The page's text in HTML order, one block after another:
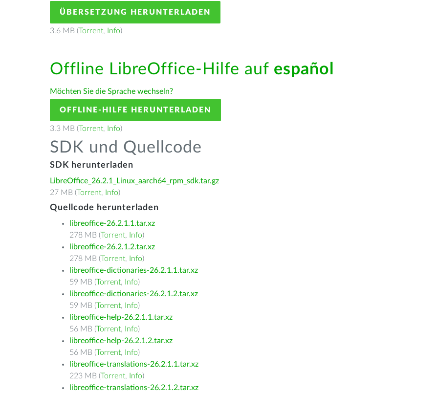
ÜBERSETZUNG HERUNTERLADEN
3.6 MB (Torrent, Info)
Offline LibreOffice-Hilfe auf español
Möchten Sie die Sprache wechseln?
OFFLINE-HILFE HERUNTERLADEN
3.3 MB (Torrent, Info)
SDK und Quellcode
SDK herunterladen
LibreOffice_26.2.1_Linux_aarch64_rpm_sdk.tar.gz
27 MB (Torrent, Info)
Quellcode herunterladen
libreoffice-26.2.1.1.tar.xz
278 MB (Torrent, Info)
libreoffice-26.2.1.2.tar.xz
278 MB (Torrent, Info)
libreoffice-dictionaries-26.2.1.1.tar.xz
59 MB (Torrent, Info)
libreoffice-dictionaries-26.2.1.2.tar.xz
59 MB (Torrent, Info)
libreoffice-help-26.2.1.1.tar.xz
56 MB (Torrent, Info)
libreoffice-help-26.2.1.2.tar.xz
56 MB (Torrent, Info)
libreoffice-translations-26.2.1.1.tar.xz
223 MB (Torrent, Info)
libreoffice-translations-26.2.1.2.tar.xz